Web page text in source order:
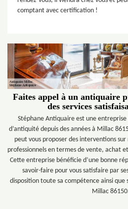
comptant avec certification !
Faites appel à un antiquaire
des services
Stéphane Antiquaire est une entreprise
d’antiquité depuis des années à Millac
peut vous proposer des interventions sur
professionnels en termes de vente, achat
Cette entreprise bénéficie d’une bonne
savoir-faire pour vous satisfaire par
disposition toute sa compétence ainsi que
Millac